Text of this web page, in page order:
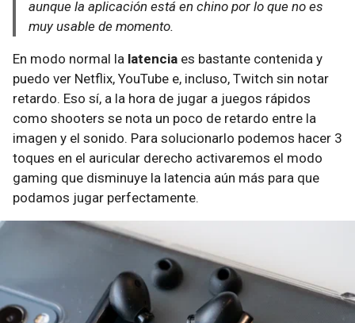
aunque la aplicación está en chino por lo que no es
muy usable de momento.
En modo normal la latencia es bastante contenida y
puedo ver Netflix, YouTube e, incluso, Twitch sin notar
retardo. Eso sí, a la hora de jugar a juegos rápidos
como shooters se nota un poco de retardo entre la
imagen y el sonido. Para solucionarlo podemos hacer 3
toques en el auricular derecho activaremos el modo
gaming que disminuye la latencia aún más para que
podamos jugar perfectamente.